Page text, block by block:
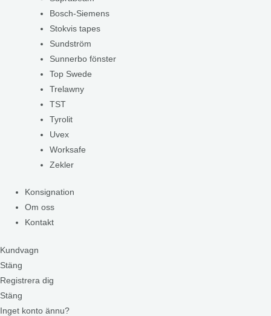
Bosch-Siemens
Stokvis tapes
Sundström
Sunnerbo fönster
Top Swede
Trelawny
TST
Tyrolit
Uvex
Worksafe
Zekler
Konsignation
Om oss
Kontakt
Kundvagn
Stäng
Registrera dig
Stäng
Inget konto ännu?